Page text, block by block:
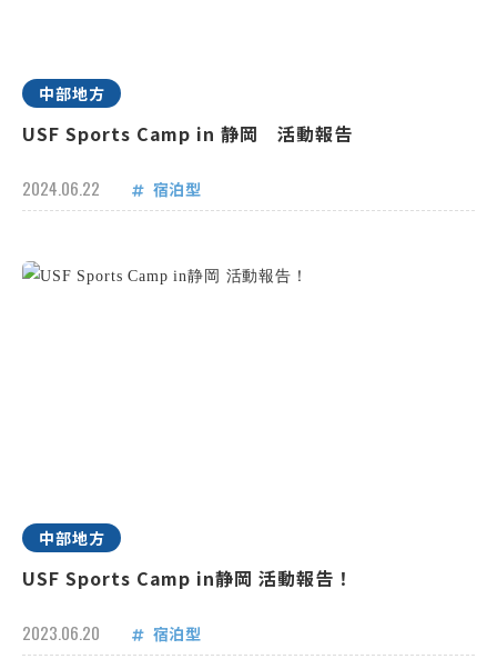
中部地方
USF Sports Camp in 静岡 活動報告
2024.06.22 宿泊型
中部地方
USF Sports Camp in静岡 活動報告！
2023.06.20 宿泊型